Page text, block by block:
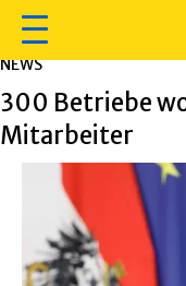
NEWS
300 Betriebe
Mitarbeiter